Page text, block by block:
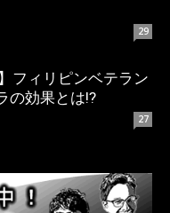
29
フィリピンベテラン
の効果とは!?
27